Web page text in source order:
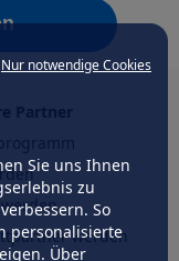
Nur notwendige Cookies
Sie uns Ihnen
zu
So
personalisierte
Über
werden